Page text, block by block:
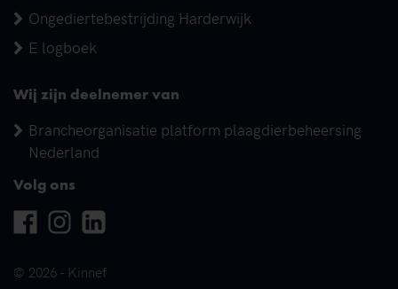
Ongediertebestrijding Harderwijk
E logboek
Wij zijn deelnemer van
Brancheorganisatie platform plaagdierbeheersing
Nederland
Volg ons
Facebook
InstagramLinkedin
© 2026 - Kinnef